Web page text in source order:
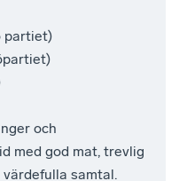
partiet)
och
med god mat, trevlig
samtal.